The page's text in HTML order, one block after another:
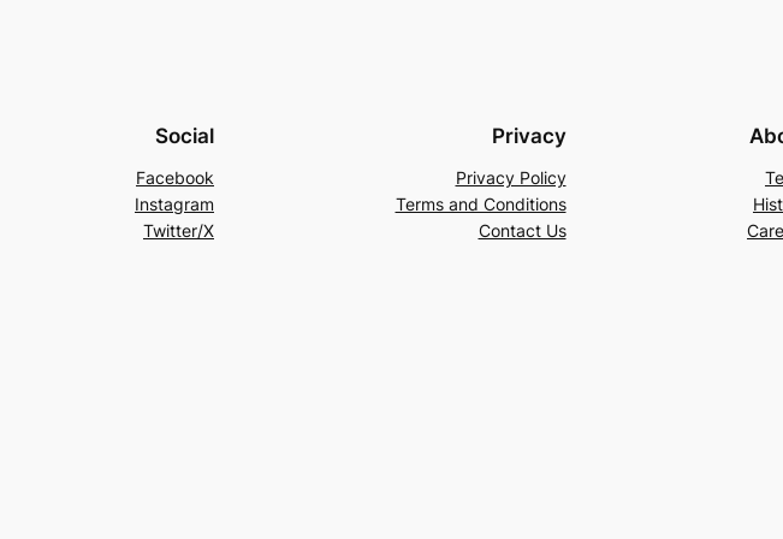
Privacy
Privacy Policy
Terms and Conditions
Contact Us
Social
Facebook
Instagram
Twitter/X